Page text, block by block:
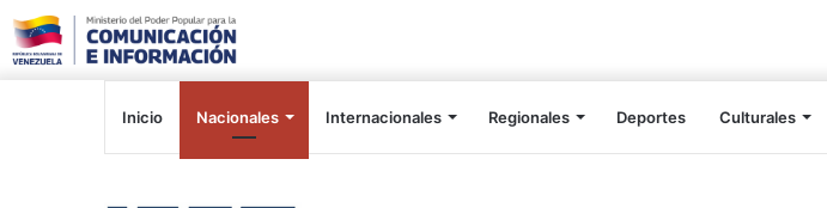
Inicio Nacionales Internacionales Regionales Deportes Culturales